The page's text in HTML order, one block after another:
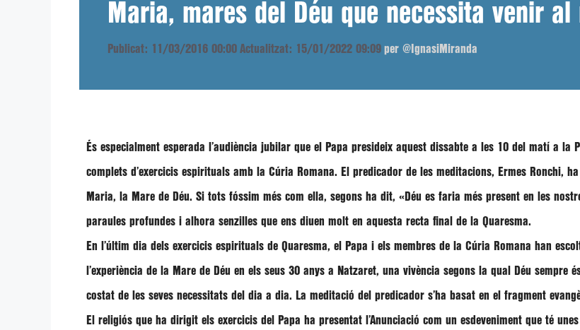
Maria, mares del Déu que necessita venir al
Publicat: 11/03/2016 00:00 Actualitzat: 15/01/2022 09:09 per @IgnasiMiranda
És especialment esperada l’audiència jubilar que el Papa presideix aquest dissabte a les 10 del matí a la
complets d’exercicis espirituals amb la Cúria Romana. El predicador de les meditacions, Ermes Ronchi,
Maria, la Mare de Déu. Si tots fóssim més com ella, segons ha dit, «Déu es faria més present en les
paraules profundes i alhora senzilles que ens diuen molt en aquesta recta final de la Quaresma.
En l’últim dia dels exercicis espirituals de Quaresma, el Papa i els membres de la Cúria Romana han
l’experiència de la Mare de Déu en els seus 30 anys a Natzaret, una vivència segons la qual Déu sempre
costat de les seves necessitats del dia a dia. La meditació del predicador s’ha basat en el fragment
El religiós que ha dirigit els exercicis del Papa ha presentat l’Anunciació com un esdeveniment que té